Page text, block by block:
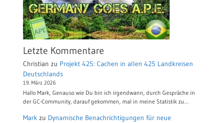
Letzte Kommentare
Christian zu Projekt 425: Cachen in allen 425 Landkreisen
Deutschlands
19. März 2026
Hallo Mark, Genauso wie Du bin ich irgendwann, durch Gespräche in
der GC-Community, darauf gekommen, mal in meine Statistik zu…
Mark zu Dynamische Benachrichtigungen für neue